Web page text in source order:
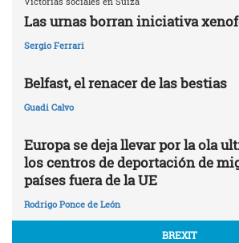
Las urnas borran iniciativa
Sergio Ferrari
Belfast, el renacer de las bestias
Guadi Calvo
Europa se deja llevar por la ola
los centros de deportación de
países fuera de la UE
Rodrigo Ponce de León
BREXIT